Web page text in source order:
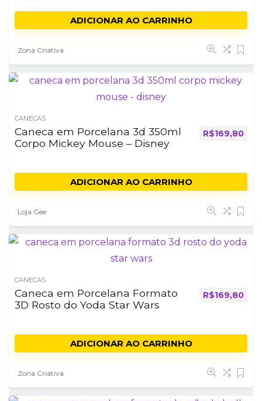
ADICIONAR AO CARRINHO
Zona Criativa
CANECAS
Caneca em Porcelana 3d 350ml
Corpo Mickey Mouse – Disney
R$169,80
ADICIONAR AO CARRINHO
Loja Gee
CANECAS
Caneca em Porcelana Formato
3D Rosto do Yoda Star Wars
R$169,80
ADICIONAR AO CARRINHO
Zona Criativa